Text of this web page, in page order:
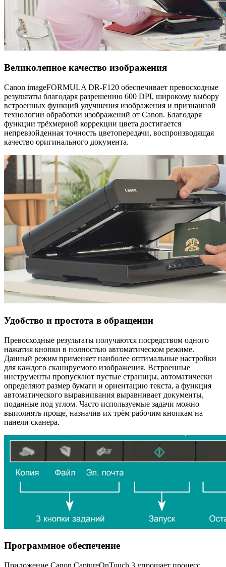
Великолепное качество изображения
Canon imageFORMULA DR-F120 обеспечивает превосходные
результаты благодаря разрешению 600 DPI, широкому выбору
встроенных функций улучшения изображения и признанной
технологии обработки изображений от Canon. Благодаря
функции трёхмерной коррекции цвета достигается
непревзойденная точность цветопередачи, воспроизводящая
качество оригинального документа.
Удобство и простота в обращении
Превосходные результаты получаются посредством одного
нажатия кнопки в полностью автоматическом режиме.
Данный режим применяет наиболее оптимальные настройки
для каждого сканируемого изображения. Встроенные
инструменты пропускают пустые страницы, автоматически
определяют размер бумаги и ориентацию текста, а функция
автоматического выравнивания выравнивает документы,
поданные под углом. Часто используемые задачи можно
выполнять проще, назначив их трём рабочим кнопкам на
панели сканера.
Программное обеспечение
Приложение Canon CaptureOnTouch 3 упрощает процесс